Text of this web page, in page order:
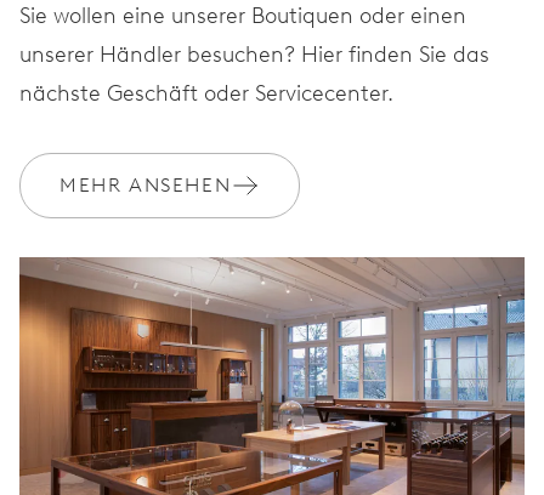
Gangreserve
KALIBER
ABMESSUNGEN
AUFZUG
Automatischer Aufzug
FREQUENZ
28.800 A/h, 4 Hz
Sie wollen eine unserer Boutiquen oder einen
unserer Händler besuchen? Hier finden Sie das
nächste Geschäft oder Servicecenter.
MEHR ANSEHEN